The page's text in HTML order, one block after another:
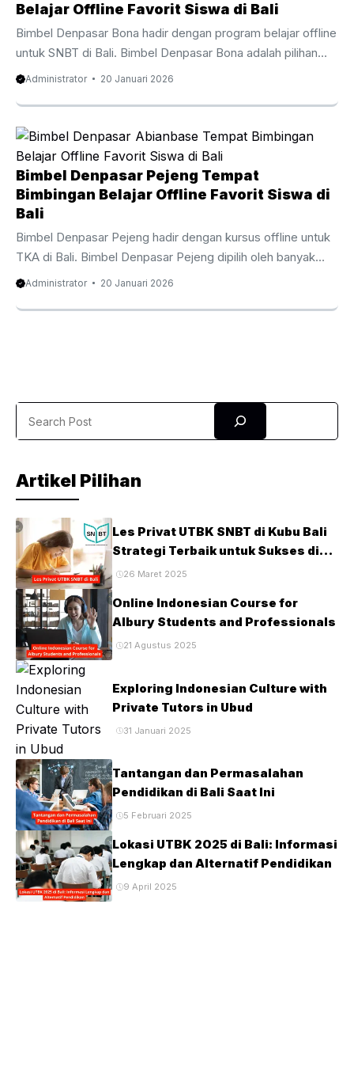
soal. Siswa dari sekolah negeri, swasta, hingga sekolah
bertaraf internasional di Bali mengandalkan bimbingan dari
Bimbel Denpasar Kelusa. Kurikulum komprehensif
Belajar Offline Favorit Siswa di Bali
Bimbel Denpasar Bona hadir dengan program belajar offline
untuk SNBT di Bali. Bimbel Denpasar Bona adalah pilihan
favorit bagi anak-anak dan orang tua di Bali yang butuh
sistem belajar offline, Bimbel Denpasar Bona meningkatkan
pemahaman siswa secara efektif. Suasana belajar tatap
muka membuat siswa lebih aktif, nyaman bertanya, dan
berani mencoba menyelesaikan soal. Siswa dari sekolah
publik, sekolah privat, hingga sekolah bertaraf internasional
di Bali mengandalkan bimbingan dari Bimbel Denpasar
Bona. Kurikulum komprehensif mencakup ...
Administrator 20 Januari 2026
Bimbel Denpasar Pejeng Tempat
Bimbingan Belajar Offline Favorit Siswa di
Bali
Bimbel Denpasar Pejeng hadir dengan kursus offline untuk
TKA di Bali. Bimbel Denpasar Pejeng dipilih oleh banyak
siswa bagi pelajar dan orang tua di Bali yang mencari
langsung, Bimbel Denpasar Pejeng meningkatkan
mempercayakan proses belajarnya kepada Bimbel
Denpasar Pejeng. Kurikulum komprehensif mencakup
Administrator 20 Januari 2026
Artikel Pilihan
Les Privat UTBK SNBT di Kubu Bali
Strategi Terbaik untuk Sukses di
Ujian PTN
26 Maret 2025
Online Indonesian Course for
Albury Students and Professionals
21 Agustus 2025
Exploring Indonesian Culture with
Private Tutors in Ubud
31 Januari 2025
Tantangan dan Permasalahan
Pendidikan di Bali Saat Ini
5 Februari 2025
Lokasi UTBK 2025 di Bali: Informasi
Lengkap dan Alternatif Pendidikan
9 April 2025